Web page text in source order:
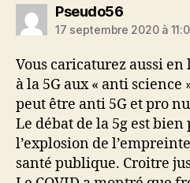
Pseudo56dit :
17 septembre 2020 à
Vous caricaturez aussi
à la 5G aux « anti science
peut être anti 5G et pro
Le débat de la 5g est
l’explosion de
santé publique. Croitre